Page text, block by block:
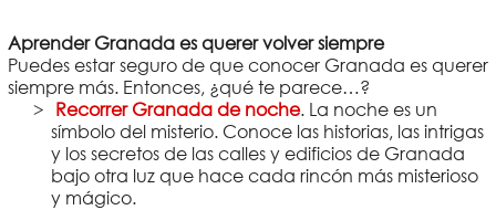
Aprender Granada es querer volver siempre
Puedes estar seguro de que conocer Granada es querer
siempre más. Entonces, ¿qué te parece…?
Recorrer Granada de noche. La noche es un
símbolo del misterio. Conoce las historias, las intrigas
y los secretos de las calles y edificios de Granada
bajo otra luz que hace cada rincón más misterioso
y mágico.